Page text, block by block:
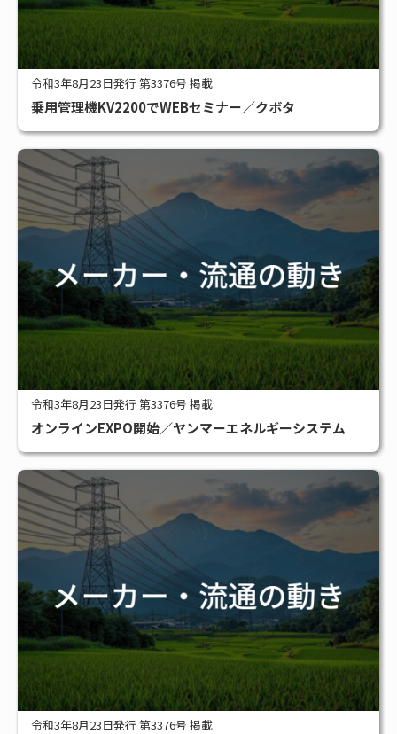
令和3年8月23日発行 第3376号 掲載
乗用管理機KV2200でWEBセミナー／クボタ
令和3年8月23日発行 第3376号 掲載
オンラインEXPO開始／ヤンマーエネルギーシステム
令和3年8月23日発行 第3376号 掲載